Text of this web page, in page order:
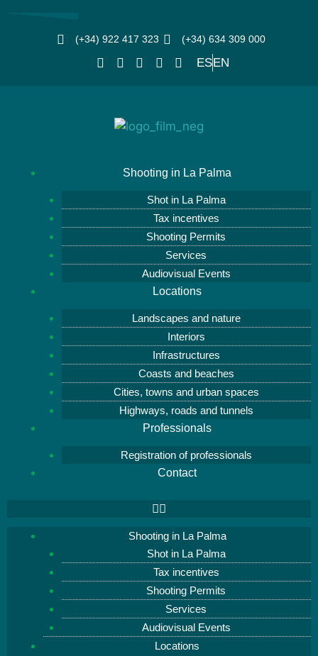
(+34) 922 417 323 (+34) 634 309 000
ESEN
Shooting in La Palma
Shot in La Palma
Tax incentives
Shooting Permits
Services
Audiovisual Events
Locations
Landscapes and nature
Interiors
Infrastructures
Coasts and beaches
Cities, towns and urban spaces
Highways, roads and tunnels
Professionals
Registration of professionals
Contact
Shooting in La Palma
Shot in La Palma
Tax incentives
Shooting Permits
Services
Audiovisual Events
Locations